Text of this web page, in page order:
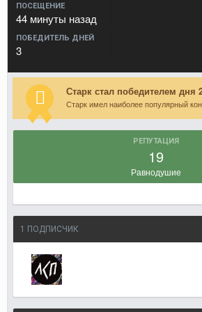
ПОСЕЩЕНИЕ
44 минуты назад
ПОБЕДИТЕЛЬ ДНЕЙ
3
Старк стал победителем дня
Старк имел наиболее популярный
РЕПУТАЦИЯ
19
Равнодушие
1 ПОДПИСЧИК